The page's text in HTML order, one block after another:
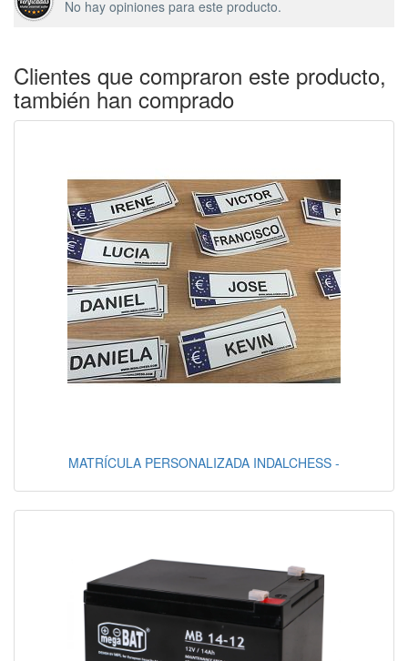
No hay opiniones para este producto.
Clientes que compraron este producto,
también han comprado
MATRÍCULA PERSONALIZADA INDALCHESS -